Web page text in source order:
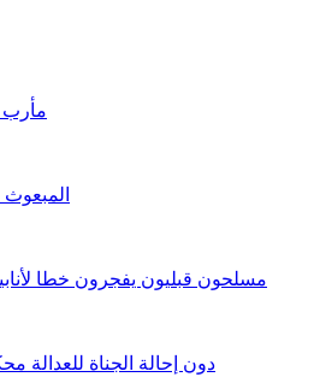
مأرب
مسلحون قبليون يفجرون خطا
دون إحالة الجناة للعدالة